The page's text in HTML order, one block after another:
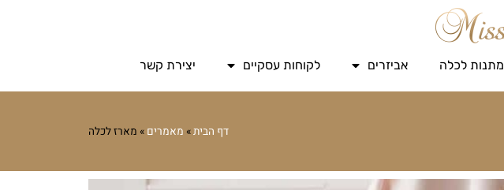
מתנות לכלה אביזרים לקוחות עסקיים יצירת קשר
דף הבית» מאמרים » מארז לכלה